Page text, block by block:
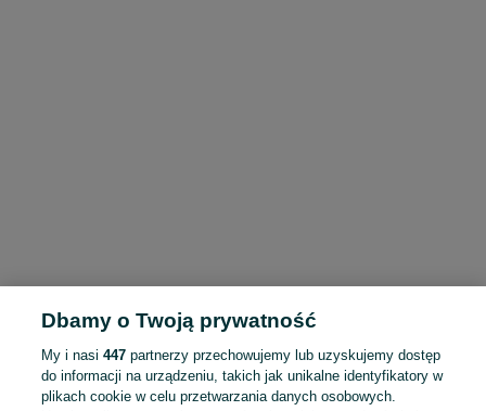
Dbamy o Twoją prywatność
My i nasi447 partnerzy przechowujemy lub uzyskujemy dostęp
do informacji na urządzeniu, takich jak unikalne identyfikatory w
plikach cookie w celu przetwarzania danych osobowych.